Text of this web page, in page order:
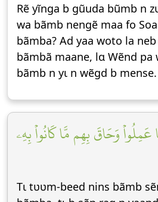
Rẽ yĩnga b gũuda bũmb n
wa bãmb nengẽ maa fo
bãmba? Ad yaa woto la
bãmbã maane, lɑ Wẽnd pa
bãmb n yɩ n wẽgd b mense.
وَحَاقَ بِهِم مَّا كَانُواْ بِهِۦ
Tɩ tʋʋm-beed nins bãmb